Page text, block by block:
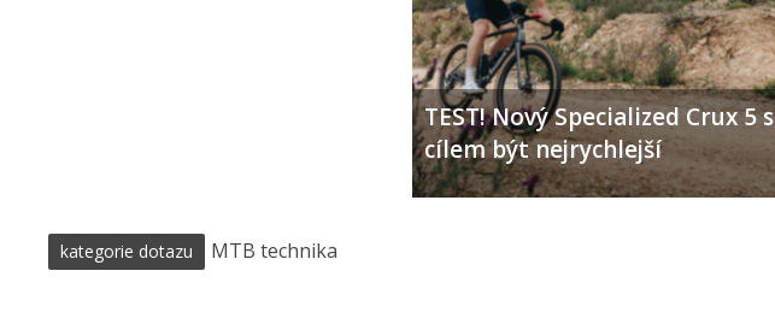
TEST! Nový Specialized Crux 5 s
cílem být nejrychlejší
kategorie dotazu MTB technika